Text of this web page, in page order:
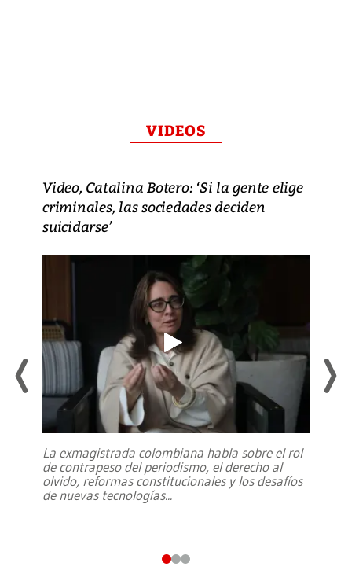
VIDEOS
Video, Catalina Botero: ‘Si la gente elige
criminales, las sociedades deciden
suicidarse’
La exmagistrada colombiana habla sobre el rol
de contrapeso del periodismo, el derecho al
olvido, reformas constitucionales y los desafíos
de nuevas tecnologías...